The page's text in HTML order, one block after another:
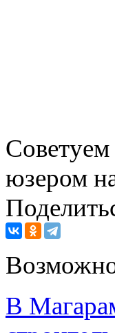
юзером
В